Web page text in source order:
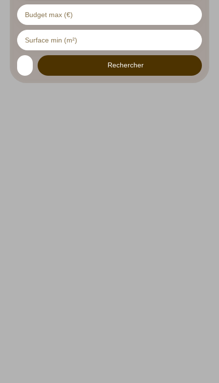
Budget max (€)
Surface min (m²)
Rechercher